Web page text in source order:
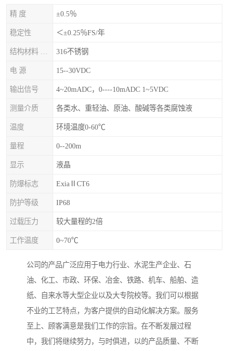
精 度 ±0.5％
稳定性 ＜±0.25％FS/年
316不锈钢
电 源 15--30VDC
输出信号 4~20mADC，0----10mADC 1~5VDC
测量介质 各类水、重轻油、原油、酸碱等各类腐蚀液
温度 环境温度0-60℃
量程 0--200m
显示 液晶
防爆标志 ExiaⅡCT6
防护等级 IP68
过载压力 较大量程的2倍
工作温度 0~70℃
公司的产品广泛应用于电力行业、水泥生产企业、石
油、化工、市政、环保、冶金、铁路、机车、船舶、造
纸、自来水等大型企业以及大专院校等。我们可以根据
不业的工艺特点，为客户提供的自动化解决方案。服务
至上、顾客满意是我们工作的宗旨。在不断发展过程
中，我们将继续努力，与时俱进，以的产品质量、不断